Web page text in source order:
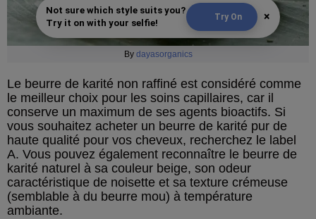
Not sure which style suits you?
Try it on with your selfie!
Try On ×
By dayasorganics
Le beurre de karité non raffiné est considéré comme
le meilleur choix pour les soins capillaires, car il
conserve un maximum de ses agents bioactifs. Si
vous souhaitez acheter un beurre de karité pur de
haute qualité pour vos cheveux, recherchez le label
A. Vous pouvez également reconnaître le beurre de
karité naturel à sa couleur beige, son odeur
caractéristique de noisette et sa texture crémeuse
(semblable à du beurre mou) à température
ambiante.